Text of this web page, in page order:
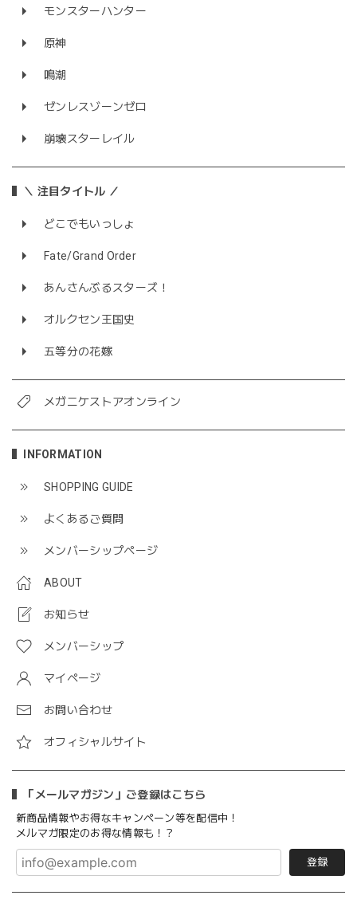
モンスターハンター
原神
鳴潮
ゼンレスゾーンゼロ
崩壊スターレイル
＼ 注目タイトル ／
どこでもいっしょ
Fate/Grand Order
あんさんぶるスターズ！
オルクセン王国史
五等分の花嫁
メガニケストアオンライン
INFORMATION
SHOPPING GUIDE
よくあるご質問
メンバーシップページ
ABOUT
お知らせ
メンバーシップ
マイページ
お問い合わせ
オフィシャルサイト
「メールマガジン」ご登録はこちら
新商品情報やお得なキャンペーン等を配信中！
メルマガ限定のお得な情報も！？
登録